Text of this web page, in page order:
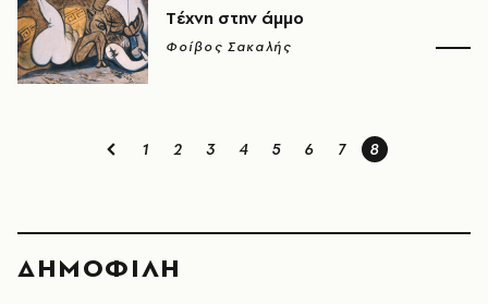
Tέχνη στην άμμο
Φοίβος Σακαλής
1 2 3 4 5 6 7 8
ΔΗΜΟΦΙΛΗ